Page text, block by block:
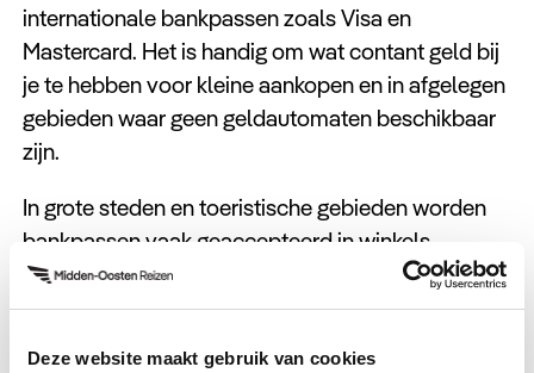
Deze website maakt gebruik van cookies
internationale bankpassen zoals Visa en
Mastercard. Het is handig om wat contant geld bij
je te hebben voor kleine aankopen en in afgelegen
gebieden waar geen geldautomaten beschikbaar
zijn.
In grote steden en toeristische gebieden worden
bankpassen vaak geaccepteerd in winkels,
restaurants en hotels. Zorg ervoor dat je bankpas
is ingesteld voor gebruik in het buitenland om